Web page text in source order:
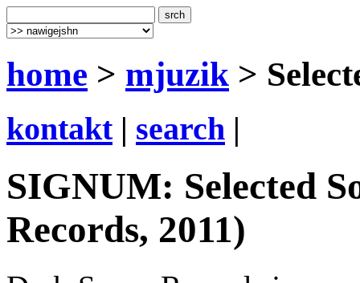
home > mjuzik >
kontakt| search |
SIGNUM: Selected
Records, 2011)